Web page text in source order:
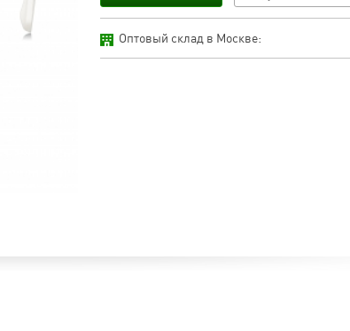
Оптовый склад в Москве: